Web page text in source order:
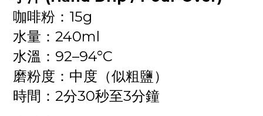
咖啡粉：15g
水量：240ml
水溫：92–94°C
磨粉度：中度（似粗鹽）
時間：2分30秒至3分鐘